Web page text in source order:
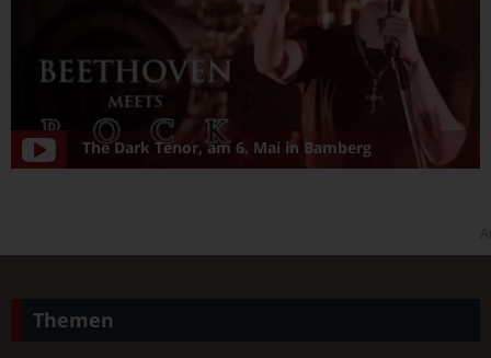
The Dark Tenor, am 6. Mai in Bamberg
Themen